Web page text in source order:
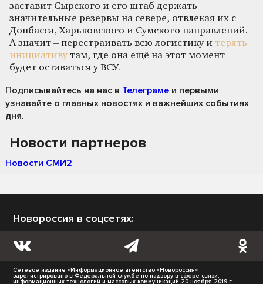
заставит Сырского и его штаб держать
значительные резервы на севере, отвлекая их с
Донбасса, Харьковского и Сумского направлений.
А значит – перестраивать всю логистику и терять
инициативу там, где она ещё на этот момент
будет оставаться у ВСУ.
Подписывайтесь на нас в Телеграме и первыми
узнавайте о главных новостях и важнейших событиях
дня.
Новости партнеров
Новости СМИ2
Новороссия в соцсетях:
Сетевое издание «Информационное агентство «Новороссия»
зарегистрировано в Федеральной службе по надзору в сфере связи,
информационных технологий и массовых коммуникаций 20 ноября 2019 г.